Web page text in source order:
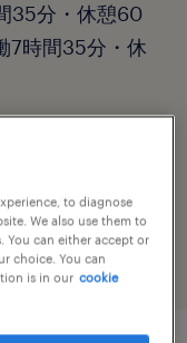
35分・休憩60
7時間35分・休
to diagnose
We also use them to
You can either accept or
choice. You can
is in our cookie